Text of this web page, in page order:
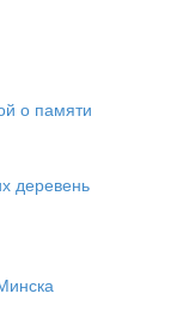
о памяти
деревень